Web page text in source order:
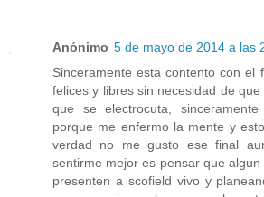
Anónimo 5 de mayo de 2014 a las
Sinceramente esta contento con el
felices y libres sin necesidad de
que se electrocuta,
porque me enfermo la mente y
verdad no me gusto ese final
sentirme mejor es pensar que
presenten a scofield vivo y